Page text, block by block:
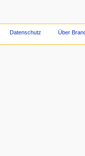
Datenschutz Über